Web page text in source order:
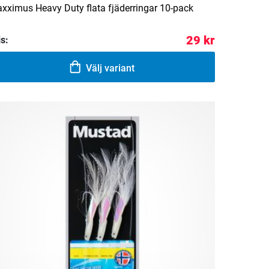
Heavy Duty flata fjäderringar 10-pack
29 kr
Välj variant